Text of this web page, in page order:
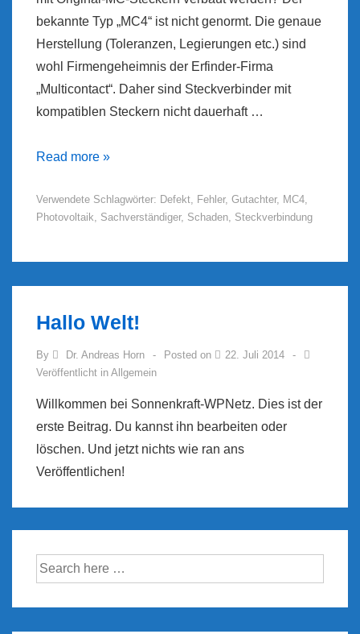
bekannte Typ „MC4“ ist nicht genormt. Die genaue
Herstellung (Toleranzen, Legierungen etc.) sind
wohl Firmengeheimnis der Erfinder-Firma
„Multicontact“. Daher sind Steckverbinder mit
kompatiblen Steckern nicht dauerhaft …
MC4
Stecker
Read more »
Verwendete Schlagwörter: Defekt, Fehler, Gutachter, MC4,
Photovoltaik, Sachverständiger, Schaden, Steckverbindung
Hallo Welt!
By Dr. Andreas Horn Posted on
22. Juli 2014
Veröffentlicht in Allgemein
Willkommen bei Sonnenkraft-WPNetz. Dies ist der
erste Beitrag. Du kannst ihn bearbeiten oder
löschen. Und jetzt nichts wie ran ans
Veröffentlichen!
Suche
nach: